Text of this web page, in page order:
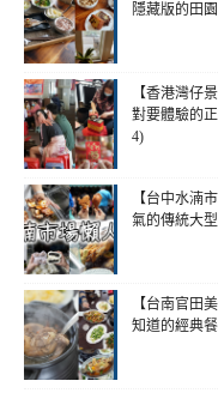
隱藏版的田
【香港灣仔
對要體驗的
4)
【台中水湳
氣的傳統大
【台南官田
知道的經典